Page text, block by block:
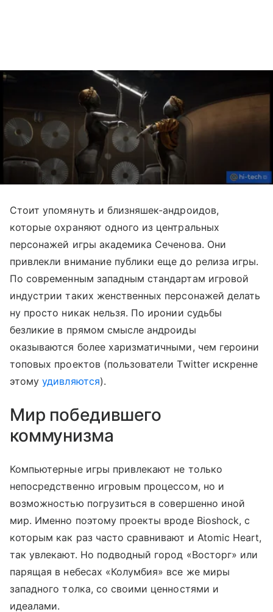
Стоит упомянуть и близняшек-андроидов,
которые охраняют одного из центральных
персонажей игры академика Сеченова. Они
привлекли внимание публики еще до релиза игры.
По современным западным стандартам игровой
индустрии таких женственных персонажей делать
ну просто никак нельзя. По иронии судьбы
безликие в прямом смысле андроиды
оказываются более харизматичными, чем героини
топовых проектов (пользователи Twitter искренне
этомуудивляются).
Мир победившего
коммунизма
Компьютерные игры привлекают не только
непосредственно игровым процессом, но и
возможностью погрузиться в совершенно иной
мир. Именно поэтому проекты вроде Bioshock, с
которым как раз часто сравнивают и Atomic Heart,
так увлекают. Но подводный город «Восторг» или
парящая в небесах «Колумбия» все же миры
западного толка, со своими ценностями и
идеалами.